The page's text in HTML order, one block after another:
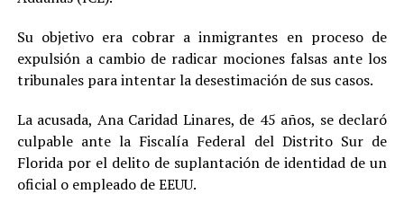
Su objetivo era cobrar a inmigrantes en proceso de
expulsión a cambio de radicar mociones falsas ante los
tribunales para intentar la desestimación de sus casos.
La acusada, Ana Caridad Linares, de 45 años, se declaró
culpable ante la Fiscalía Federal del Distrito Sur de
Florida por el delito de suplantación de identidad de un
oficial o empleado de EEUU.